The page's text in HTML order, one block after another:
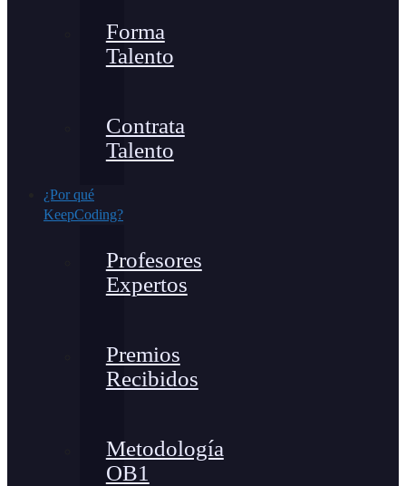
Forma
Talento
Contrata
Talento
¿Por qué
KeepCoding?
Profesores
Expertos
Premios
Recibidos
Metodología
OB1